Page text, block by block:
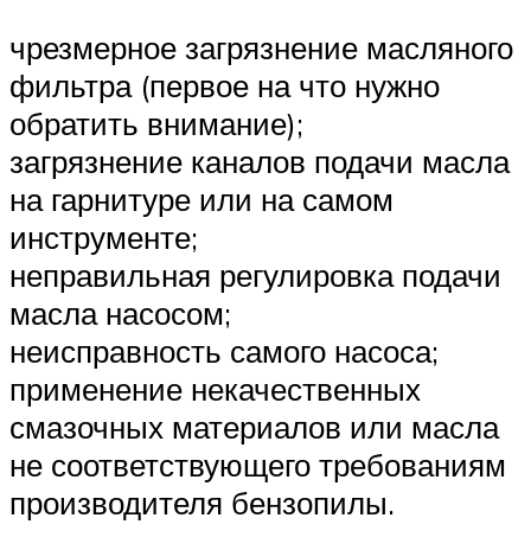
чрезмерное загрязнение масляного
фильтра (первое на что нужно
обратить внимание);
загрязнение каналов подачи масла
на гарнитуре или на самом
инструменте;
неправильная регулировка подачи
масла насосом;
неисправность самого насоса;
применение некачественных
смазочных материалов или масла
не соответствующего требованиям
производителя бензопилы.